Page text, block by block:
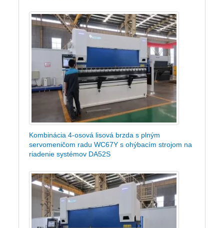
Kombinácia 4-osová lisová brzda s plným
servomeničom radu WC67Y s ohýbacím strojom na
riadenie systémov DA52S